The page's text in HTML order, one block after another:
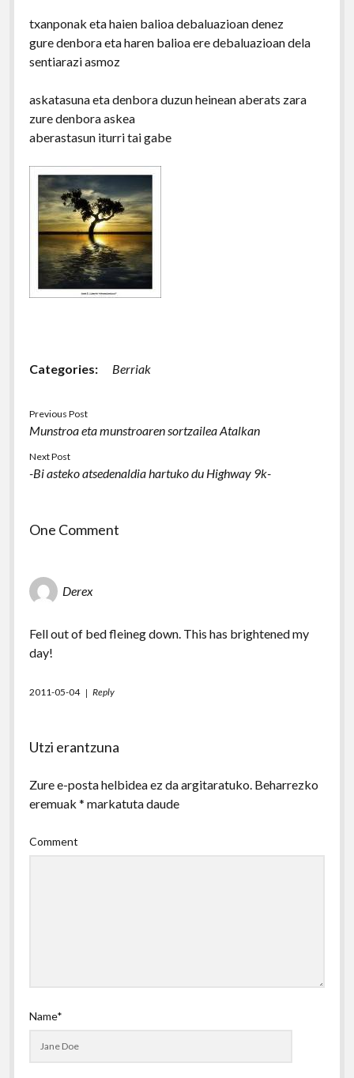
txanponak eta haien balioa debaluazioan denez
gure denbora eta haren balioa ere debaluazioan dela
sentiarazi asmoz
askatasuna eta denbora duzun heinean aberats zara
zure denbora askea
aberastasun iturri tai gabe
Categories: Berriak
Previous Post
Munstroa eta munstroaren sortzailea Atalkan
Next Post
-Bi asteko atsedenaldia hartuko du Highway 9k-
One Comment
Derex
Fell out of bed fleineg down. This has brightened my
day!
2011-05-04 Reply
Utzi erantzuna
Zure e-posta helbidea ez da argitaratuko. Beharrezko
eremuak * markatuta daude
Comment
Name*